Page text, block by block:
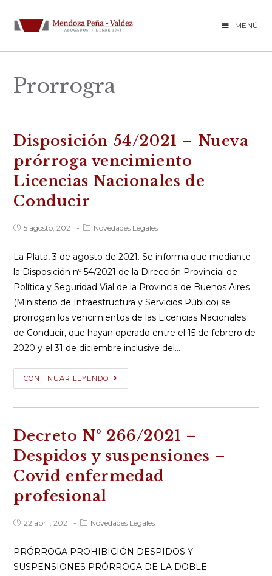
MENÚ
Prorrogra
Disposición 54/2021 – Nueva
prórroga vencimiento
Licencias Nacionales de
Conducir
Publicación
entrada:
5 agosto, 2021
Categoría
entrada:
Novedades Legales
La Plata, 3 de agosto de 2021. Se informa que mediante
la Disposición nº 54/2021 de la Dirección Provincial de
Política y Seguridad Vial de la Provincia de Buenos Aires
(Ministerio de Infraestructura y Servicios Público) se
prorrogan los vencimientos de las Licencias Nacionales
de Conducir, que hayan operado entre el 15 de febrero de
2020 y el 31 de diciembre inclusive del…
CONTINUAR LEYENDO
54/2021
–
prórroga
vencimiento
Licencias
Nacionales
Decreto Nº 266/2021 –
Despidos y suspensiones –
Covid enfermedad
profesional
Publicación
entrada:
22 abril, 2021
Categoría
entrada:
Novedades Legales
PRÓRROGA PROHIBICIÓN DESPIDOS Y
SUSPENSIONES PRÓRROGA DE LA DOBLE